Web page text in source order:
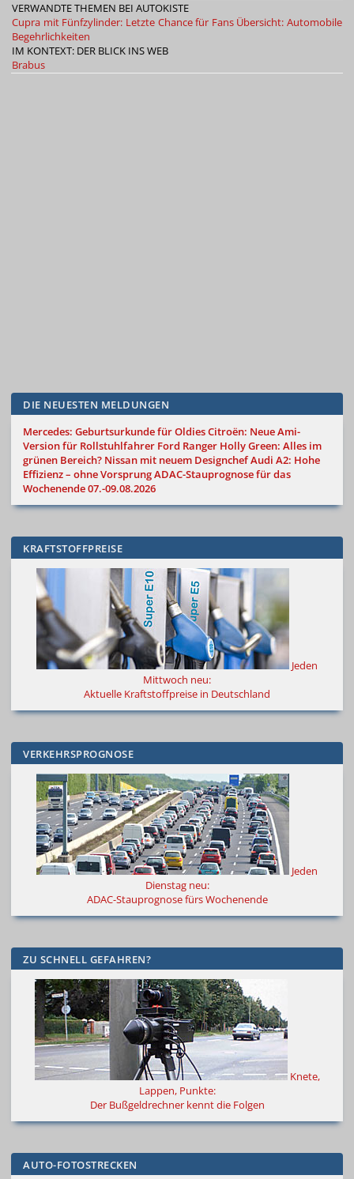
VERWANDTE THEMEN BEI AUTOKISTE
Cupra mit Fünfzylinder: Letzte Chance für Fans Übersicht: Automobile
Begehrlichkeiten
IM KONTEXT: DER BLICK INS WEB
Brabus
DIE NEUESTEN MELDUNGEN
Mercedes: Geburtsurkunde für OldiesCitroën: Neue Ami-
Version für Rollstuhlfahrer Ford Ranger Holly Green: Alles im
grünen Bereich? Nissan mit neuem DesignchefAudi A2: Hohe
Effizienz – ohne VorsprungADAC-Stauprognose für das
Wochenende 07.-09.08.2026
KRAFTSTOFFPREISE
Jeden
Mittwoch neu:
Aktuelle Kraftstoffpreise in Deutschland
VERKEHRSPROGNOSE
Jeden
Dienstag neu:
ADAC-Stauprognose fürs Wochenende
ZU SCHNELL GEFAHREN?
Knete,
Lappen, Punkte:
Der Bußgeldrechner kennt die Folgen
AUTO-FOTOSTRECKEN